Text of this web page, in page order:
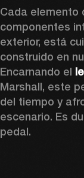
Cada elemento
componentes
exterior, está
construido en
Encarnando el
Marshall, este
del tiempo y
escenario. Es
pedal.